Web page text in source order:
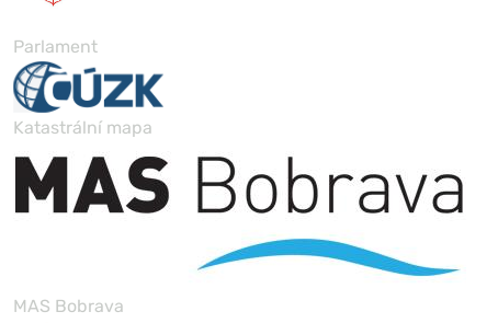
Parlament
Katastrální mapa
MAS Bobrava